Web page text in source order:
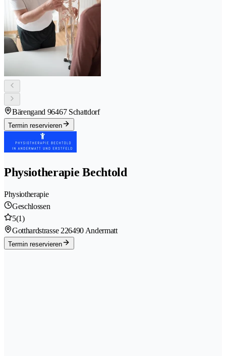
Bärengand 96467 Schattdorf
Termin reservieren
Physiotherapie Bechtold
Physiotherapie
Geschlossen
5(1)
Gotthardstrasse 226490 Andermatt
Termin reservieren